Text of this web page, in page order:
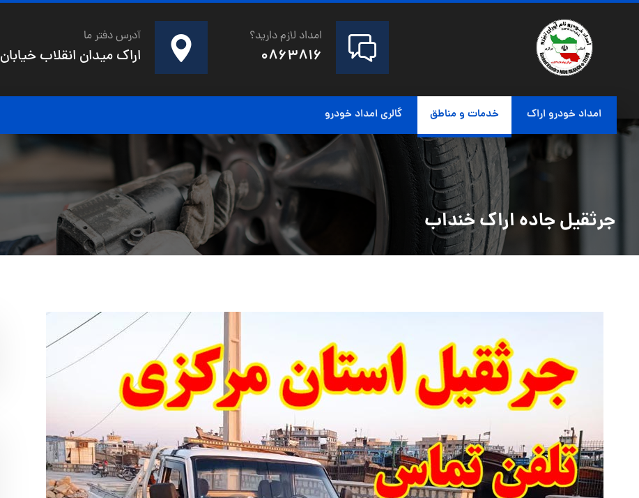
آدرس دفتر ما
اراک میدان انقلاب خیابان 20متری شهدای صفری خیابان صنوبر کوچه سرو 1
امداد لازم دارید؟
0863816
امداد خودرو اراک خدمات و مناطق گالری امداد خودرو
جرثقیل جاده اراک خنداب